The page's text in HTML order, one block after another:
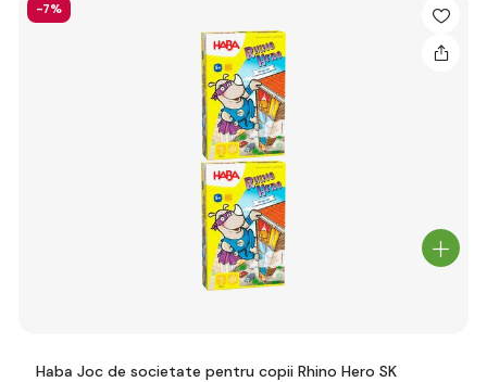
-7%
Haba Joc de societate pentru copii Rhino Hero SK